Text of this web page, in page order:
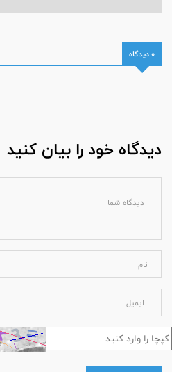
0 دیدگاه
دیدگاه خود را بیان کنید